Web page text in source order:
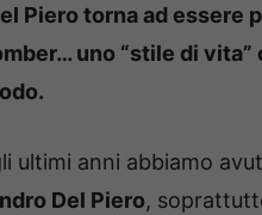
Piero torna ad essere
uno “stile di
ultimi anni abbiamo
Del Piero,